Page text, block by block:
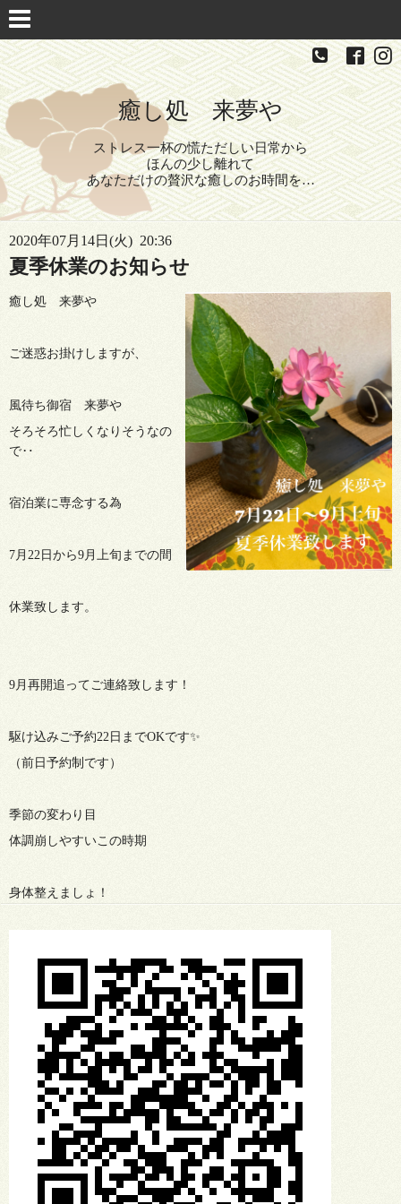
癒し処 来夢や
ストレス一杯の慌ただしい日常から
ほんの少し離れて
あなただけの贅沢な癒しのお時間を…
2020年07月14日(火) 20:36
夏季休業のお知らせ
癒し処 来夢や
ご迷惑お掛けしますが、
風待ち御宿 来夢や
そろそろ忙しくなりそうなの
で‥
宿泊業に専念する為
7月22日から9月上旬までの間
休業致します。
9月再開追ってご連絡致します！
駆け込みご予約22日までOKです✨
（前日予約制です）
季節の変わり目
体調崩しやすいこの時期
身体整えましょ！